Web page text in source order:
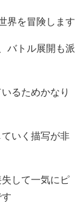
界を冒険します
バトル展開も派
るためかなり
いく描写が非
して一気にピ